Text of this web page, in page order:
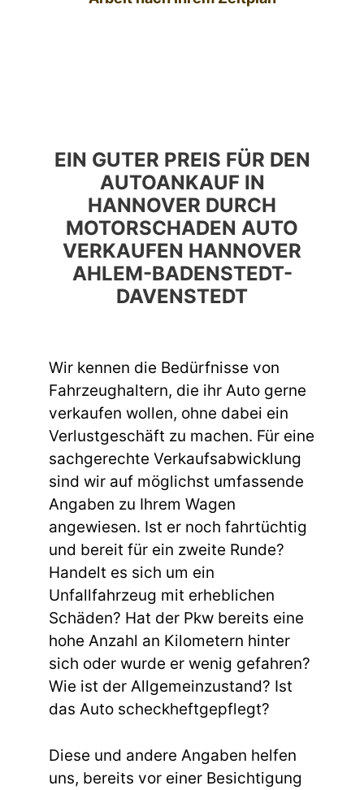
EIN GUTER PREIS FÜR DEN
AUTOANKAUF IN
HANNOVER DURCH
MOTORSCHADEN AUTO
VERKAUFEN HANNOVER
AHLEM-BADENSTEDT-
DAVENSTEDT
Wir kennen die Bedürfnisse von
Fahrzeughaltern, die ihr Auto gerne
verkaufen wollen, ohne dabei ein
Verlustgeschäft zu machen. Für eine
sachgerechte Verkaufsabwicklung
sind wir auf möglichst umfassende
Angaben zu Ihrem Wagen
angewiesen. Ist er noch fahrtüchtig
und bereit für ein zweite Runde?
Handelt es sich um ein
Unfallfahrzeug mit erheblichen
Schäden? Hat der Pkw bereits eine
hohe Anzahl an Kilometern hinter
sich oder wurde er wenig gefahren?
Wie ist der Allgemeinzustand? Ist
das Auto scheckheftgepflegt?
Diese und andere Angaben helfen
uns, bereits vor einer Besichtigung